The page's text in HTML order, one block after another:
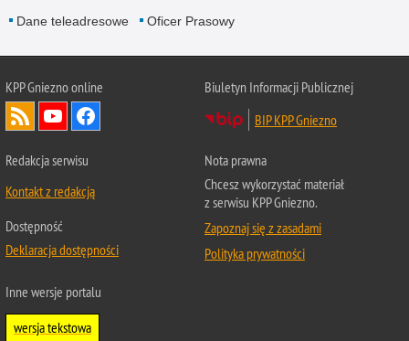
Dane teleadresowe Oficer Prasowy
KPP Gniezno online
Biuletyn Informacji Publicznej
BIP KPP Gniezno
Redakcja serwisu
Kontakt z redakcją
Dostępność
Deklaracja dostępności
Nota prawna
Chcesz wykorzystać materiał
z serwisu KPP Gniezno.
Zapoznaj się z zasadami
Polityka prywatności
Inne wersje portalu
wersja tekstowa